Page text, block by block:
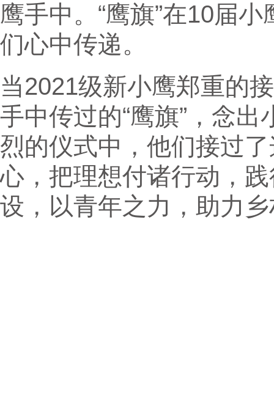
鹰手中。“鹰旗”在10届
们心中传递。
当2021级新小鹰郑重的
手中传过的“鹰旗”，念
烈的仪式中，他们接过
心，把理想付诸行动，
设，以青年之力，助力